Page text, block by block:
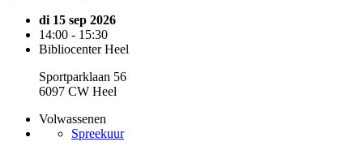
di 15 sep 2026
14:00 - 15:30
Bibliocenter Heel
Sportparklaan 56
6097 CW Heel
Volwassenen
Spreekuur